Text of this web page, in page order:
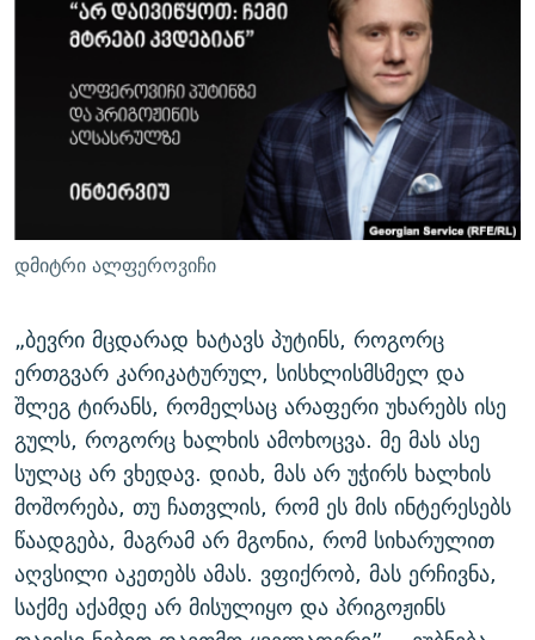
ᲛᲝᲚᲐᲞᲐᲠᲐᲙᲔ ᲢᲔᲥᲡᲢᲔᲑᲘ
ᲚᲘᲢᲔᲠᲐᲢᲣᲠᲣᲚᲘ ᲬᲐᲮᲜᲐᲒᲔᲑᲘ
ᲐᲛᲔᲠᲘᲙᲣᲚᲘ ᲛᲝᲗᲮᲠᲝᲑᲐ
ᲘᲛᲞᲔᲠᲘᲐ ᲓᲐ ᲠᲐᲓᲘᲝ
ᲩᲔᲛᲘ ᲡᲘᲙᲕᲓᲘᲚᲘᲡ ᲛᲘᲖᲔᲖᲘᲐ COVID-19
ᲡᲐᲞᲐᲠᲚᲐᲛᲔᲜᲢᲝ ᲐᲠᲩᲔᲕᲜᲔᲑᲘᲡ ᲘᲡᲢᲝᲠᲘᲐ
ᲑᲐᲕᲨᲕᲔᲑᲘ ᲞᲠᲝᲡᲢᲘᲢᲣᲪᲘᲐᲨᲘ - ᲐᲛᲝᲣᲗᲥᲛᲔᲚᲘ ᲐᲛᲑᲐᲕᲘ
5 ᲐᲛᲑᲐᲕᲘ - 20 ᲘᲕᲜᲘᲡᲡ ᲓᲐᲨᲐᲕᲔᲑᲣᲚᲔᲑᲘ
ᲐᲒᲕᲘᲡᲢᲝᲡ ᲝᲛᲘ
ПРИВЕТ ᲙᲣᲚᲢᲣᲠᲐ
ᲒᲐᲛᲝᲘᲬᲔᲠᲔ
რთე/რთ-ის ყველა საიტი
დმიტრი ალფეროვიჩი
„ბევრი მცდარად ხატავს პუტინს, როგორც
ერთგვარ კარიკატურულ, სისხლისმსმელ და
შლეგ ტირანს, რომელსაც არაფერი უხარებს ისე
გულს, როგორც ხალხის ამოხოცვა. მე მას ასე
სულაც არ ვხედავ. დიახ, მას არ უჭირს ხალხის
მოშორება, თუ ჩათვლის, რომ ეს მის ინტერესებს
წაადგება, მაგრამ არ მგონია, რომ სიხარულით
აღვსილი აკეთებს ამას. ვფიქრობ, მას ერჩივნა,
საქმე აქამდე არ მისულიყო და პრიგოჟინს